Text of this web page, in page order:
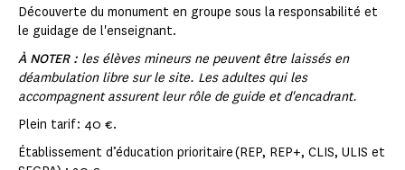
Découverte du monument en groupe sous la responsabilité et
le guidage de l'enseignant.
À NOTER : les élèves mineurs ne peuvent être laissés en
déambulation libre sur le site. Les adultes qui les
accompagnent assurent leur rôle de guide et d'encadrant.
Plein tarif : 40 €.
Établissement d’éducation prioritaire (REP, REP+, CLIS, ULIS et